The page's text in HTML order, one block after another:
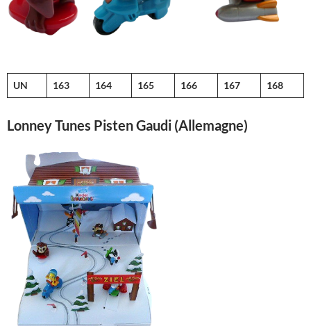
UN 163 164 165 166 167 168
Lonney Tunes Pisten Gaudi (Allemagne)